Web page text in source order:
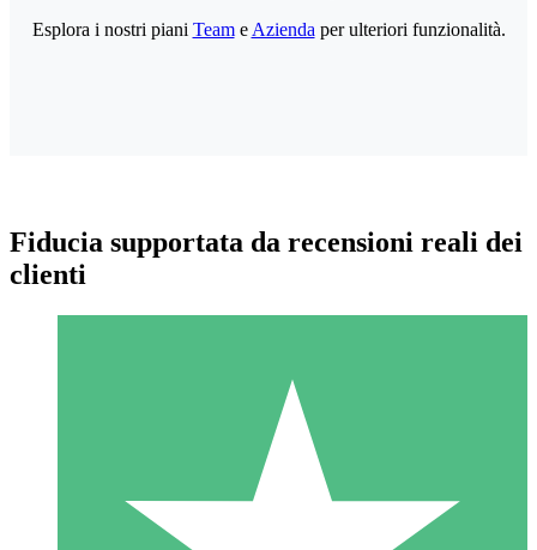
Pacchetti di Crediti Individuali
Paga a consumo con crediti di download. Nessun impegno
Esplora i nostri piani Teame Azienda per ulteriori funzionalità.
Fiducia supportata da recensioni reali dei
clienti